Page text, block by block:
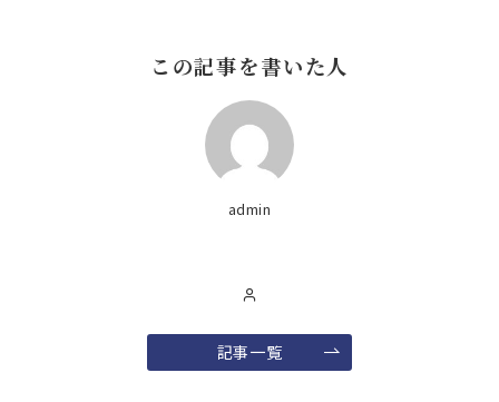
この記事を書いた人
admin
記事一覧